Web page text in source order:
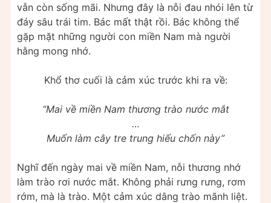
vẫn còn sống mãi. Nhưng đây là nỗi đau nhói lên từ
đáy sâu trái tim. Bác mất thật rồi. Bác không thể
gặp mặt những người con miền Nam mà người
hằng mong nhớ.
Khổ thơ cuối là cảm xúc trước khi ra về:
“Mai về miền Nam thương trào nước mắt
…
Muốn làm cây tre trung hiếu chốn này”
Nghĩ đến ngày mai về miền Nam, nỗi thương nhớ
làm trào rơi nước mắt. Không phải rưng rưng, rơm
rớm, mà là trào. Một cảm xúc dâng trào mãnh liệt.